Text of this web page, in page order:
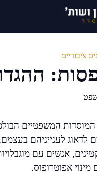
ציבוריים
המשפטיים
לענייניהם
אנשים עם
אפוטרופוס.